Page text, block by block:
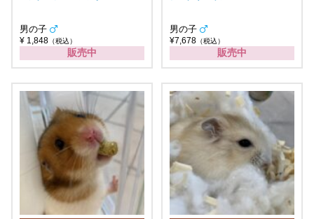
男の子
¥ 1,848 （税込）
販売中
男の子
¥7,678 （税込）
販売中